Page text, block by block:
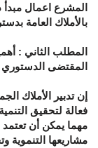
المشرع اعمال مبدأ
بالأملاك العامة
المطلب الثاني :
المقتضى الدستوري
إن تدبير الأملاك
فعالة لتحقيق
مهما يمكن أن تعتمد
مشاريعها التنموية